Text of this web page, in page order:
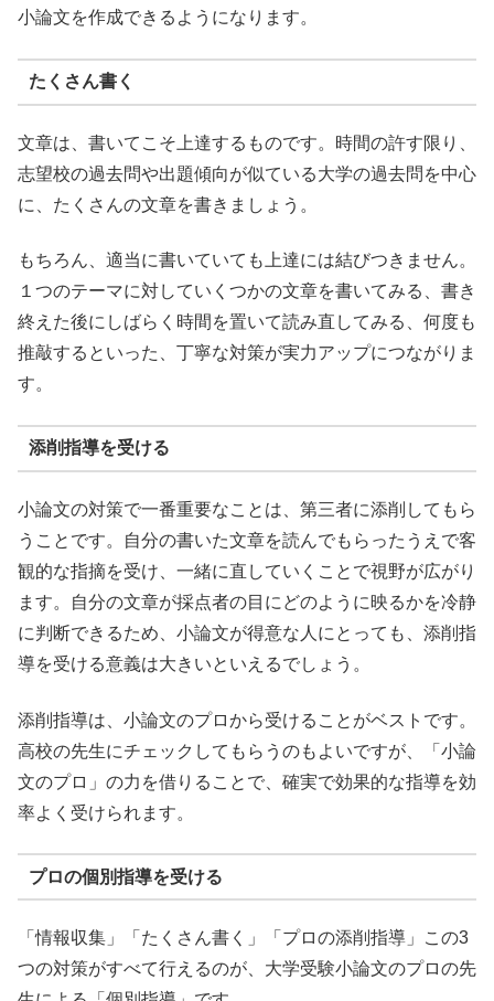
小論文を作成できるようになります。
たくさん書く
文章は、書いてこそ上達するものです。時間の許す限り、
志望校の過去問や出題傾向が似ている大学の過去問を中心
に、たくさんの文章を書きましょう。
もちろん、適当に書いていても上達には結びつきません。
１つのテーマに対していくつかの文章を書いてみる、書き
終えた後にしばらく時間を置いて読み直してみる、何度も
推敲するといった、丁寧な対策が実力アップにつながりま
す。
添削指導を受ける
小論文の対策で一番重要なことは、第三者に添削してもら
うことです。自分の書いた文章を読んでもらったうえで客
観的な指摘を受け、一緒に直していくことで視野が広がり
ます。自分の文章が採点者の目にどのように映るかを冷静
に判断できるため、小論文が得意な人にとっても、添削指
導を受ける意義は大きいといえるでしょう。
添削指導は、小論文のプロから受けることがベストです。
高校の先生にチェックしてもらうのもよいですが、「小論
文のプロ」の力を借りることで、確実で効果的な指導を効
率よく受けられます。
プロの個別指導を受ける
「情報収集」「たくさん書く」「プロの添削指導」この3
つの対策がすべて行えるのが、大学受験小論文のプロの先